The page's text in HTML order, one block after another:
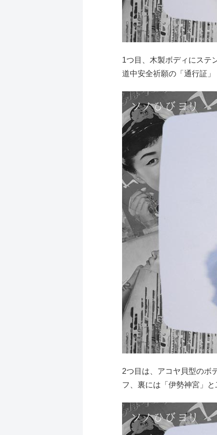
1つ目、木製ボディにステ
道中安全祈願の「通行証
2つ目は、アコヤ貝型のボ
フ、裏には「伊勢神宮」